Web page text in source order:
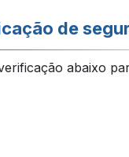
de
abaixo